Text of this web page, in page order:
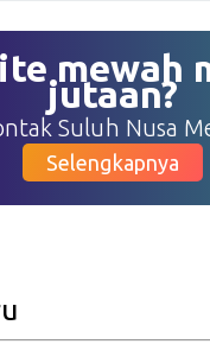
mewah
jutaan?
Suluh Nusa
Selengkapnya